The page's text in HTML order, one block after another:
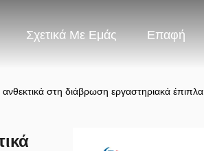
Σχετικά Με Εμάς Επαφή
ανθεκτικά στη διάβρωση εργαστηριακά έπιπλα